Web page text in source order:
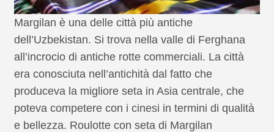
Margilan è una delle città più antiche
dell’Uzbekistan. Si trova nella valle di Ferghana
all’incrocio di antiche rotte commerciali. La città
era conosciuta nell’antichità dal fatto che
produceva la migliore seta in Asia centrale, che
poteva competere con i cinesi in termini di qualità
e bellezza. Roulotte con seta di Margilan